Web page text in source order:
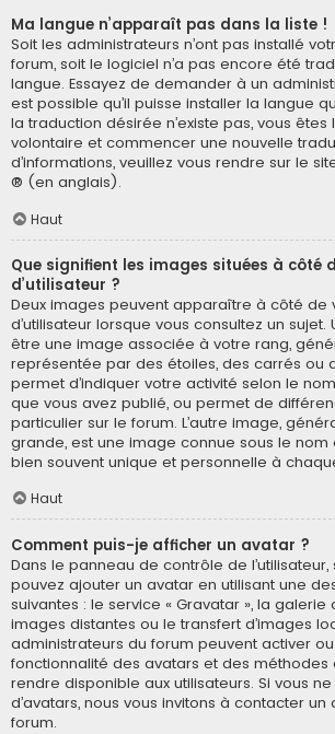
Ma langue n’apparaît pas dans la liste !
Soit les administrateurs n’ont pas installé
forum, soit le logiciel n’a pas encore été
langue. Essayez de demander à un
est possible qu’il puisse installer la langue
la traduction désirée n’existe pas, vous
volontaire et commencer une nouvelle
d’informations, veuillez vous rendre sur le
® (en anglais).
Haut
Que signifient les images situées à côté
d’utilisateur ?
Deux images peuvent apparaître à côté de
d’utilisateur lorsque vous consultez un sujet.
être une image associée à votre rang,
représentée par des étoiles, des carrés ou
permet d’indiquer votre activité selon le
que vous avez publié, ou permet de
particulier sur le forum. L’autre image,
grande, est une image connue sous le nom
bien souvent unique et personnelle à
Haut
Comment puis-je afficher un avatar ?
Dans le panneau de contrôle de l’utilisateur,
pouvez ajouter un avatar en utilisant une
suivantes : le service « Gravatar », la galerie
images distantes ou le transfert d’images
administrateurs du forum peuvent activer
fonctionnalité des avatars et des méthodes
rendre disponible aux utilisateurs. Si vous
d’avatars, nous vous invitons à contacter
forum.